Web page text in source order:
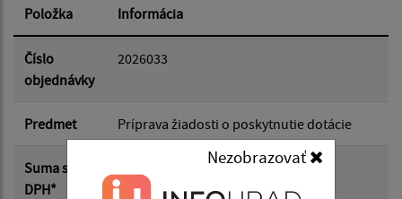
Nezobrazovať
Dátum od:
Dátum do:
Suma od:
Položka Informácia
Číslo
objednávky
2026033
Predmet Príprava žiadosti o poskytnutie dotácie
Suma s
DPH*